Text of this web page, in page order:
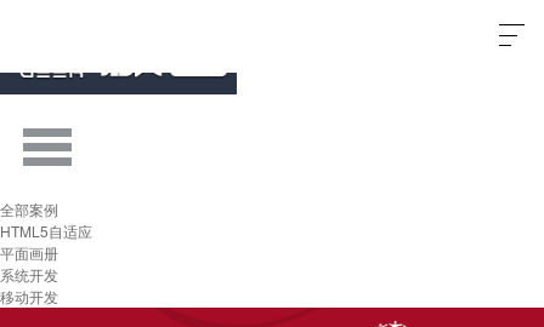
全部案例
HTML5自适应
平面画册
系统开发
移动开发